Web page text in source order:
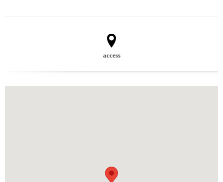
access